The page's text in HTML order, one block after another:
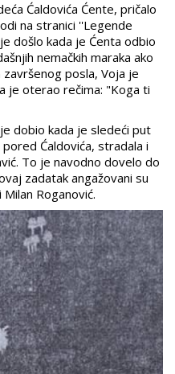
Ćaldovića Ćente, pričalo
na stranici ''Legende
došlo kada je Ćenta odbio
nemačkih maraka ako
posla, Voja je
je oterao rečima: "Koga ti
dobio kada je sledeći put
Ćaldovića, stradala i
To je navodno dovelo do
zadatak angažovani su
Roganović.